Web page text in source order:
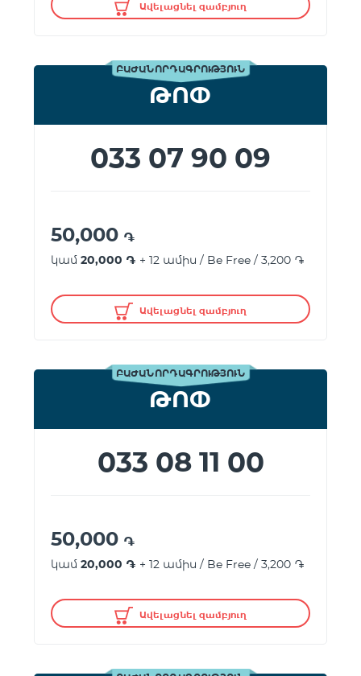
Ավելացնել զամբյուղ
ԲԱԺԱՆՈՐԴԱԳՐՈՒԹՅՈՒՆ
ԹՈՓ
033 07 90 09
50,000 ֏
կամ 20,000 ֏ + 12 ամիս / Be Free / 3,200 ֏
Ավելացնել զամբյուղ
ԲԱԺԱՆՈՐԴԱԳՐՈՒԹՅՈՒՆ
ԹՈՓ
033 08 11 00
50,000 ֏
կամ 20,000 ֏ + 12 ամիս / Be Free / 3,200 ֏
Ավելացնել զամբյուղ